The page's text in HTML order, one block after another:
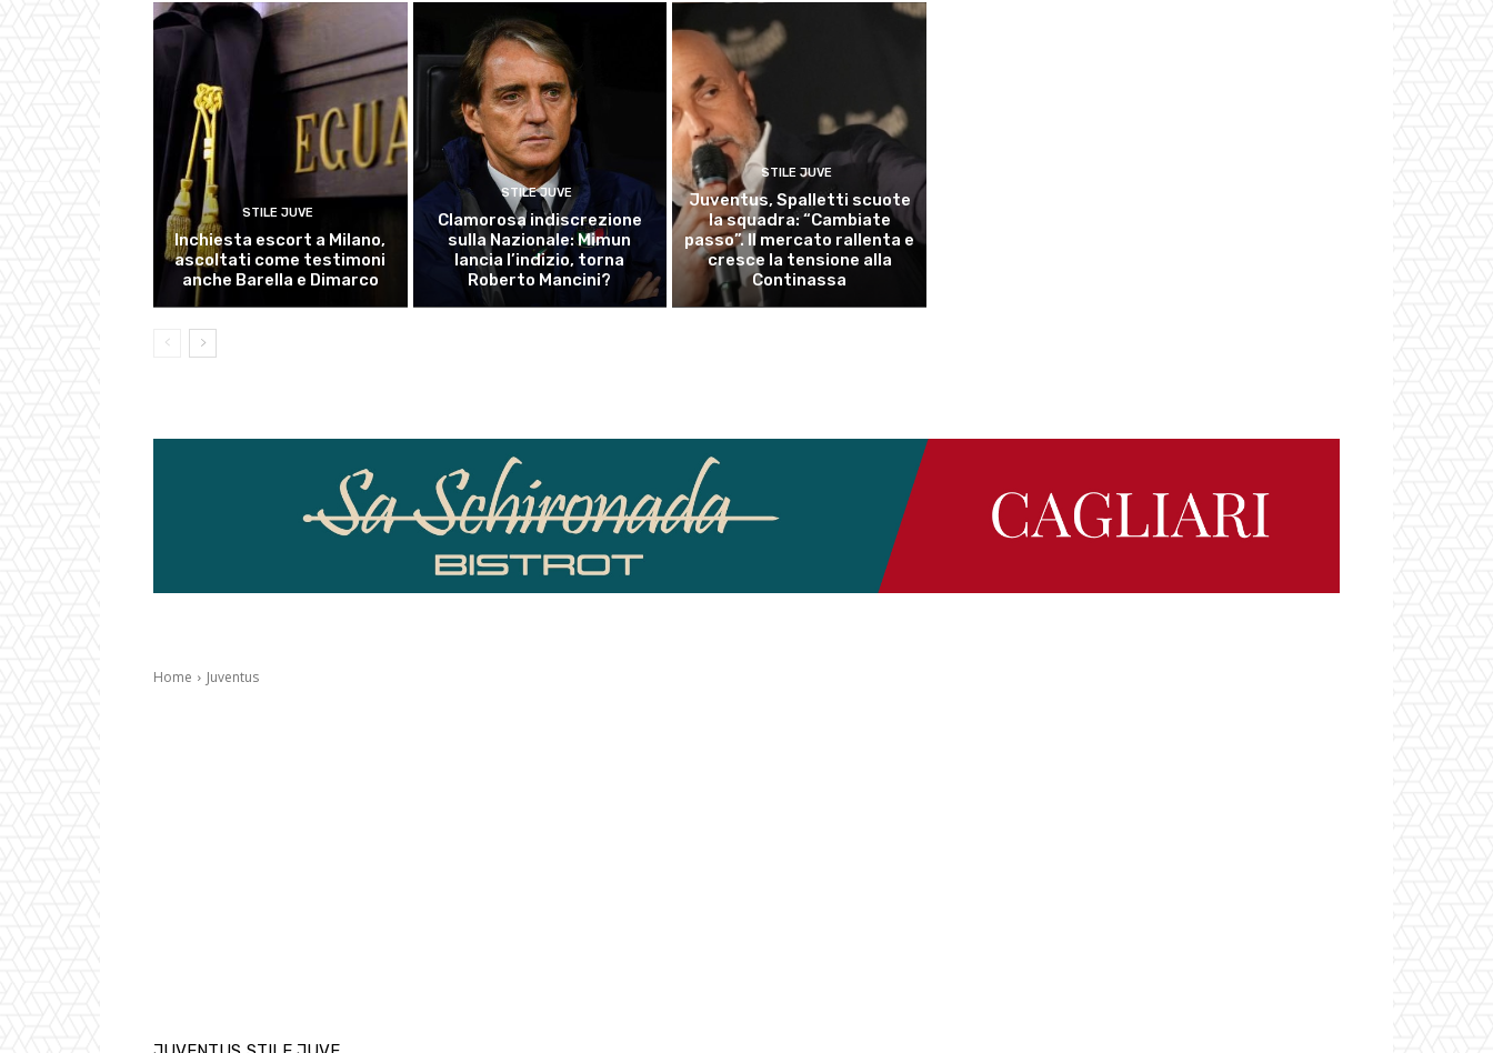
STILE JUVE
Inchiesta escort a Milano,
ascoltati come testimoni
anche Barella e Dimarco
STILE JUVE
Clamorosa indiscrezione
sulla Nazionale: Mimun
lancia l’indizio, torna
Roberto Mancini?
STILE JUVE
Juventus, Spalletti scuote
la squadra: “Cambiate
passo”. Il mercato rallenta e
cresce la tensione alla
Continassa